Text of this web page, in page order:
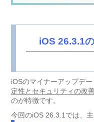
iOS 26.3.1
iOSのマイナーアップデ
定性とセキュリティの改
のが特徴です。
今回のiOS 26.3.1では、